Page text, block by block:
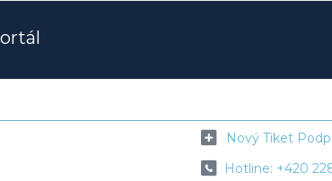
Nový Tiket
Hotline: +420